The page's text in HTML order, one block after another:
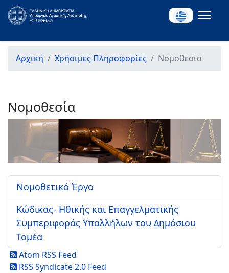
Αρχική Χρήσιμες Πληροφορίες Νομοθεσία
Νομοθεσία
Νομοθετικό Έργο
Κώδικας- Ηθικής και Επαγγελματικής
Συμπεριφοράς Υπαλλήλων του Δημόσιου
Τομέα
Atom RSS Feed
RSS Syndicate 2.0 Feed